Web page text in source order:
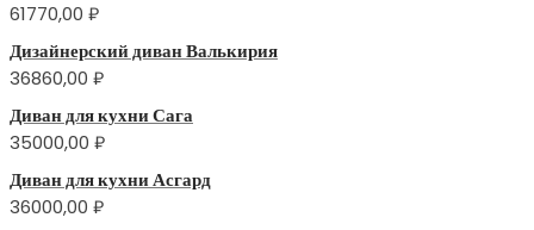
61770,00 ₽
Дизайнерский диван Валькирия
36860,00 ₽
Диван для кухни Сага
35000,00 ₽
Диван для кухни Асгард
36000,00 ₽